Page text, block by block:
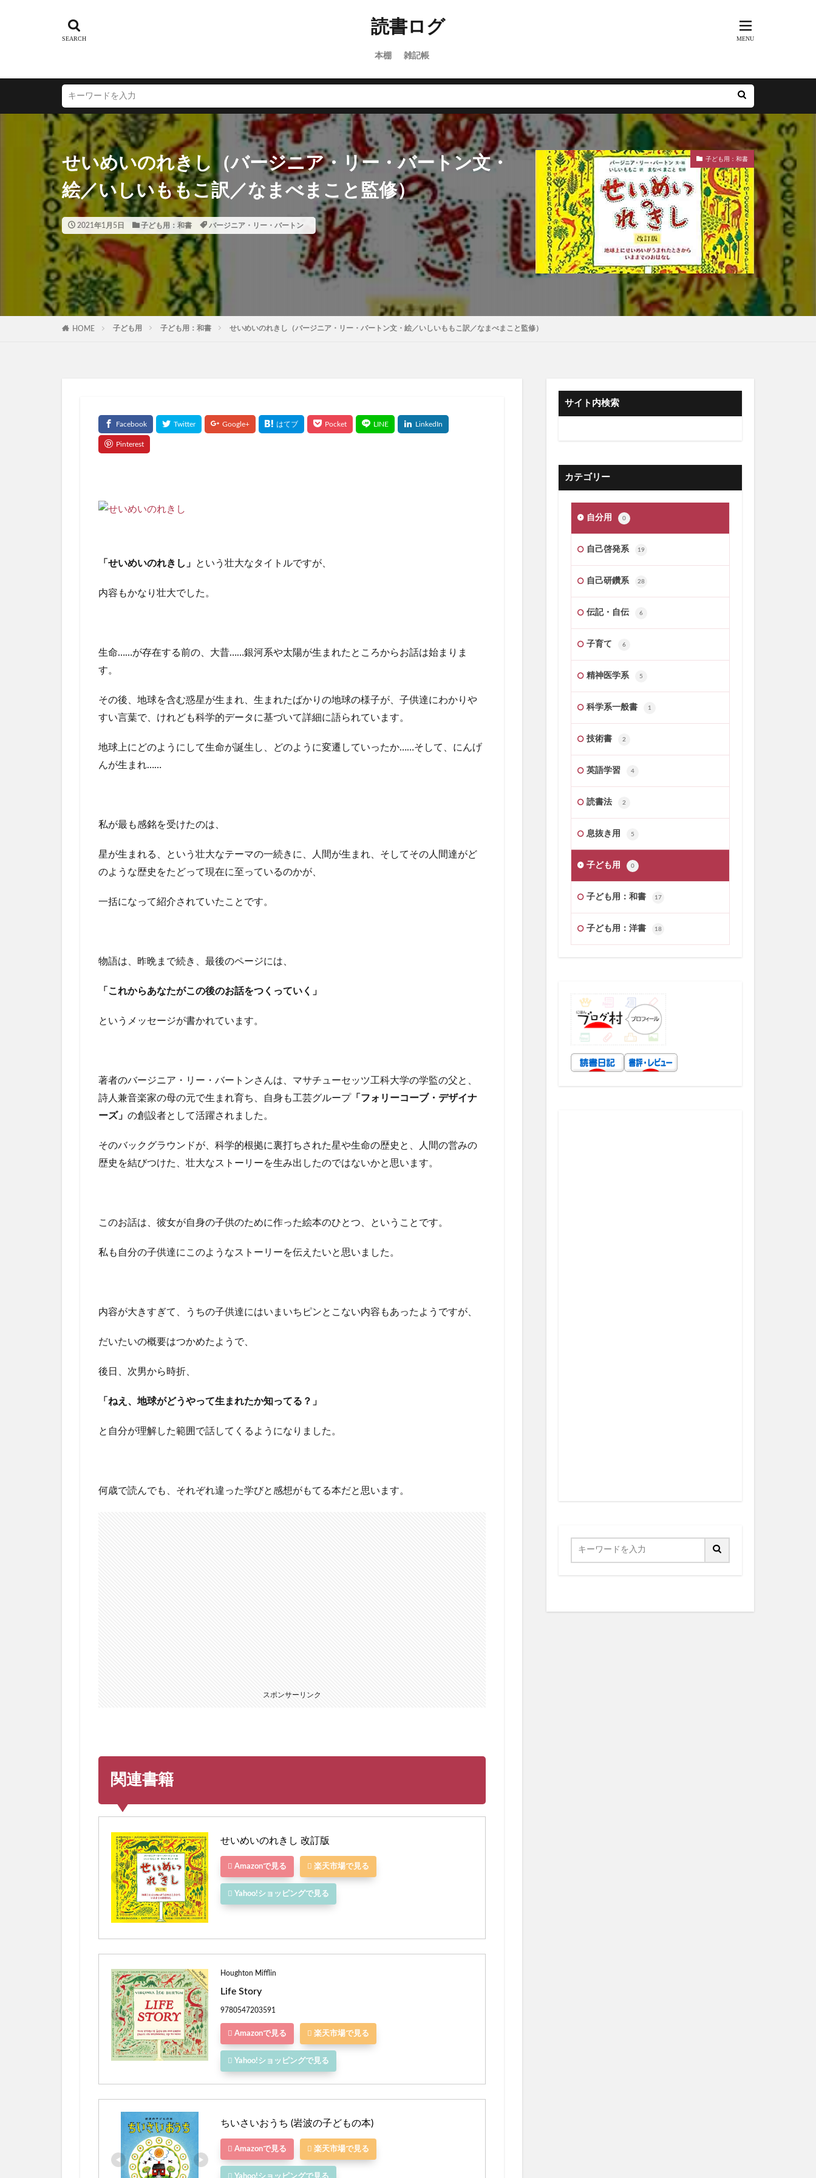
読書ログ
本棚 雑記帳
せいめいのれきし（バージニア・リー・バートン文・
絵／いしいももこ訳／なまべまこと監修）
2021年1月5日 子ども用：和書 バージニア・リー・バートン
子ども用：和書
HOME 子ども用 子ども用：和書 せいめいのれきし（バージニア・リー・バートン文・絵／いしいももこ訳／なまべまこと監修）
「せいめいのれきし」 という壮大なタイトルですが、
内容もかなり壮大でした。
生命……が存在する前の、大昔……銀河系や太陽が生まれたところからお話は始まりま
す。
その後、地球を含む惑星が生まれ、生まれたばかりの地球の様子が、子供達にわかりや
すい言葉で、けれども科学的データに基づいて詳細に語られています。
地球上にどのようにして生命が誕生し、どのように変遷していったか……そして、にんげ
んが生まれ……
私が最も感銘を受けたのは、
星が生まれる、という壮大なテーマの一続きに、人間が生まれ、そしてその人間達がど
のような歴史をたどって現在に至っているのかが、
一括になって紹介されていたことです。
物語は、昨晩まで続き、最後のページには、
「これからあなたがこの後のお話をつくっていく」
というメッセージが書かれています。
著者のバージニア・リー・バートンさんは、マサチューセッツ工科大学の学監の父と、
詩人兼音楽家の母の元で生まれ育ち、自身も工芸グループ「フォリーコーブ・デザイナ
ーズ」 の創設者として活躍されました。
そのバックグラウンドが、科学的根拠に裏打ちされた星や生命の歴史と、人間の営みの
歴史を結びつけた、壮大なストーリーを生み出したのではないかと思います。
このお話は、彼女が自身の子供のために作った絵本のひとつ、ということです。
私も自分の子供達にこのようなストーリーを伝えたいと思いました。
内容が大きすぎて、うちの子供達にはいまいちピンとこない内容もあったようですが、
だいたいの概要はつかめたようで、
後日、次男から時折、
「ねえ、地球がどうやって生まれたか知ってる？」
と自分が理解した範囲で話してくるようになりました。
何歳で読んでも、それぞれ違った学びと感想がもてる本だと思います。
スポンサーリンク
関連書籍
せいめいのれきし 改訂版
Amazonで見る 楽天市場で見る
Yahoo!ショッピングで見る
Houghton Mifflin
Life Story
9780547203591
Amazonで見る 楽天市場で見る
Yahoo!ショッピングで見る
ちいさいおうち (岩波の子どもの本)
Amazonで見る 楽天市場で見る
Yahoo!ショッピングで見る
サイト内検索
カテゴリー
自分用 0
自己啓発系 19
自己研鑽系 28
伝記・自伝 6
子育て 6
精神医学系 5
科学系一般書 1
技術書 2
英語学習 4
読書法 2
息抜き用 5
子ども用 0
子ども用：和書 17
子ども用：洋書 18